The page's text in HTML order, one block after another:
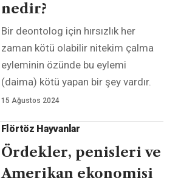
nedir?
Bir deontolog için hırsızlık her
zaman kötü olabilir nitekim çalma
eyleminin özünde bu eylemi
(daima) kötü yapan bir şey vardır.
15 Ağustos 2024
Flörtöz Hayvanlar
Ördekler, penisleri ve
Amerikan ekonomisi